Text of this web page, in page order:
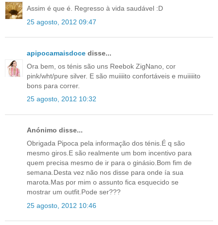
Assim é que é. Regresso à vida saudável :D
25 agosto, 2012 09:47
apipocamaisdoce disse...
Ora bem, os ténis são uns Reebok ZigNano, cor
pink/wht/pure silver. E são muiiiito confortáveis e muiiiiito
bons para correr.
25 agosto, 2012 10:32
Anónimo disse...
Obrigada Pipoca pela informação dos ténis.É q são
mesmo giros.E são realmente um bom incentivo para
quem precisa mesmo de ir para o ginásio.Bom fim de
semana.Desta vez não nos disse para onde ía sua
marota.Mas por mim o assunto fica esquecido se
mostrar um outfit.Pode ser???
25 agosto, 2012 10:46